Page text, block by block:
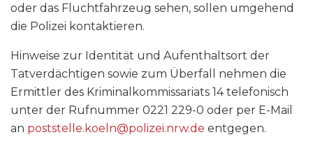
oder das Fluchtfahrzeug sehen, sollen umgehend
die Polizei kontaktieren.
Hinweise zur Identität und Aufenthaltsort der
Tatverdächtigen sowie zum Überfall nehmen die
Ermittler des Kriminalkommissariats 14 telefonisch
unter der Rufnummer 0221 229-0 oder per E-Mail
an poststelle.koeln@polizei.nrw.de entgegen.